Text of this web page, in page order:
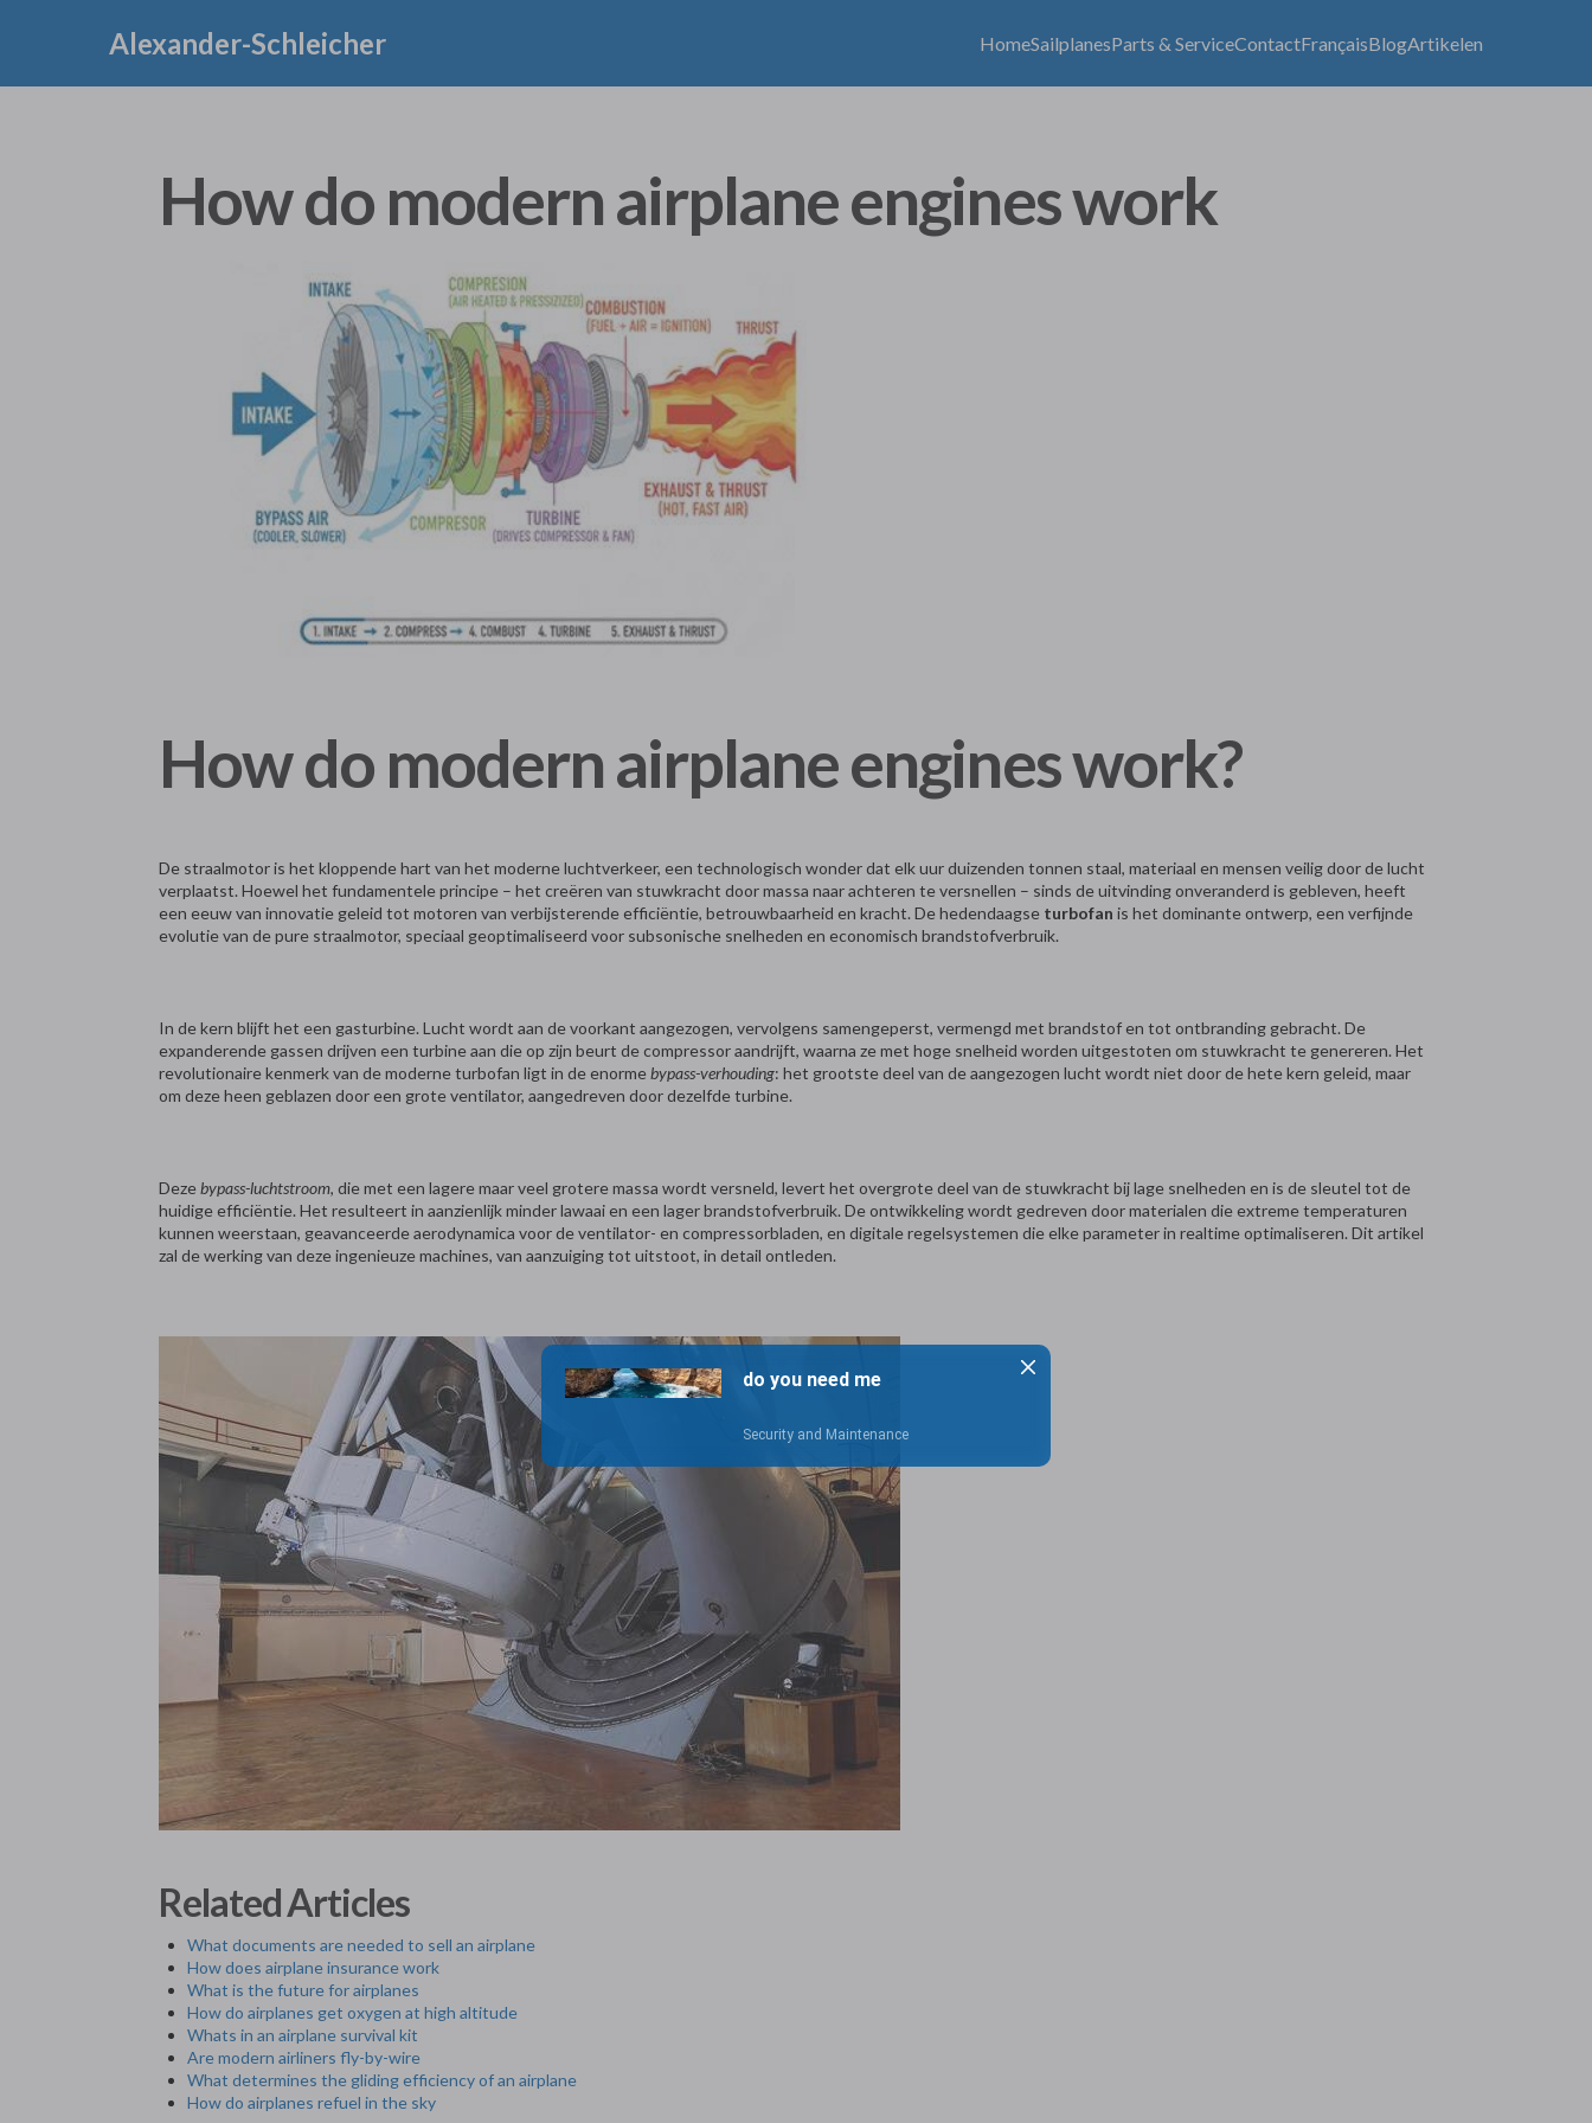
Alexander-Schleicher HomeSailplanesParts & ServiceContactFrançaisBlogArtikelen
How do modern airplane engines work
How do modern airplane engines work?
De straalmotor is het kloppende hart van het moderne luchtverkeer, een technologisch wonder dat elk uur duizenden tonnen staal, materiaal en mensen veilig door de lucht
verplaatst. Hoewel het fundamentele principe – het creëren van stuwkracht door massa naar achteren te versnellen – sinds de uitvinding onveranderd is gebleven, heeft
een eeuw van innovatie geleid tot motoren van verbijsterende efficiëntie, betrouwbaarheid en kracht. De hedendaagse turbofan is het dominante ontwerp, een verfijnde
evolutie van de pure straalmotor, speciaal geoptimaliseerd voor subsonische snelheden en economisch brandstofverbruik.
In de kern blijft het een gasturbine. Lucht wordt aan de voorkant aangezogen, vervolgens samengeperst, vermengd met brandstof en tot ontbranding gebracht. De
expanderende gassen drijven een turbine aan die op zijn beurt de compressor aandrijft, waarna ze met hoge snelheid worden uitgestoten om stuwkracht te genereren. Het
revolutionaire kenmerk van de moderne turbofan ligt in de enormebypass-verhouding: het grootste deel van de aangezogen lucht wordt niet door de hete kern geleid, maar
om deze heen geblazen door een grote ventilator, aangedreven door dezelfde turbine.
Dezebypass-luchtstroom, die met een lagere maar veel grotere massa wordt versneld, levert het overgrote deel van de stuwkracht bij lage snelheden en is de sleutel tot de
huidige efficiëntie. Het resulteert in aanzienlijk minder lawaai en een lager brandstofverbruik. De ontwikkeling wordt gedreven door materialen die extreme temperaturen
kunnen weerstaan, geavanceerde aerodynamica voor de ventilator- en compressorbladen, en digitale regelsystemen die elke parameter in realtime optimaliseren. Dit artikel
zal de werking van deze ingenieuze machines, van aanzuiging tot uitstoot, in detail ontleden.
Related Articles
What documents are needed to sell an airplane
How does airplane insurance work
What is the future for airplanes
How do airplanes get oxygen at high altitude
Whats in an airplane survival kit
Are modern airliners fly-by-wire
What determines the gliding efficiency of an airplane
How do airplanes refuel in the sky